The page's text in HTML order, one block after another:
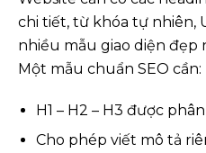
chi tiết, từ khóa tự nhiên,
nhiều mẫu giao diện đẹp
Một mẫu chuẩn SEO cần:
H1 – H2 – H3 được
Cho phép viết mô tả